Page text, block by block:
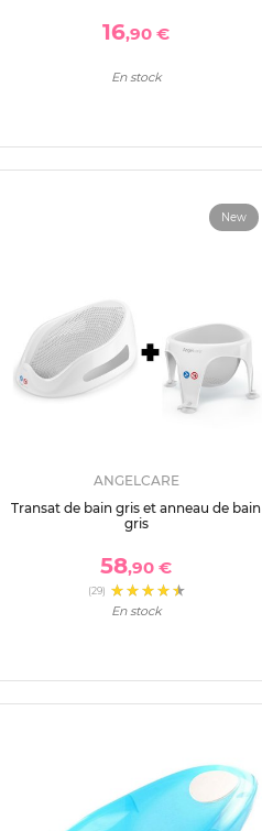
16,90 €
En stock
New
ANGELCARE
Transat de bain gris et anneau de bain
gris
58,90 €
(29)
En stock